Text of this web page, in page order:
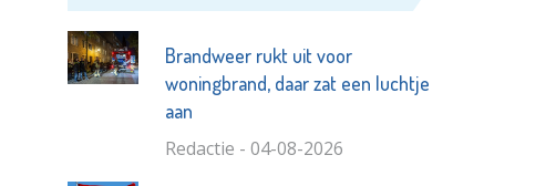
Brandweer rukt uit voor
woningbrand, daar zat een luchtje
aan
Redactie - 04-08-2026